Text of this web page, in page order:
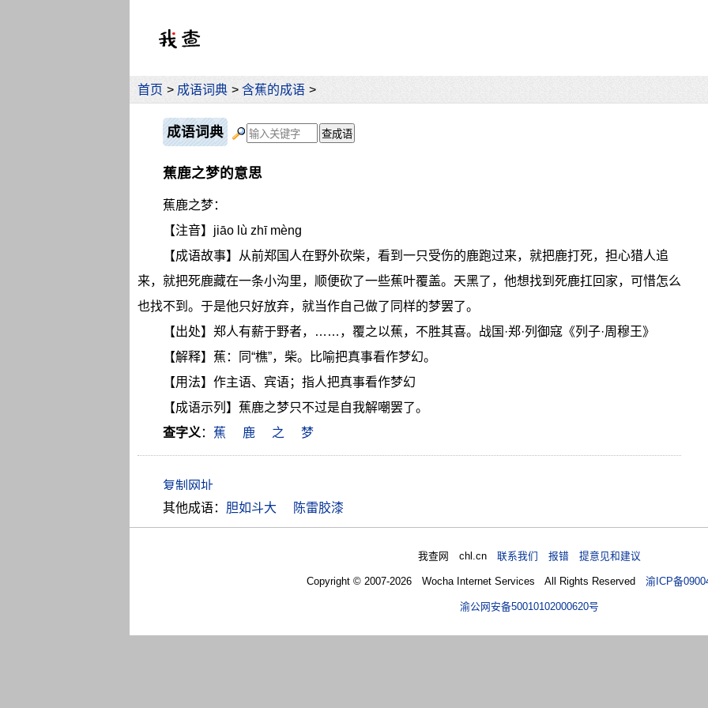
首页 > 成语词典 > 含蕉的成语 >
成语词典
蕉鹿之梦的意思
蕉鹿之梦：
【注音】jiāo lù zhī mèng
【成语故事】从前郑国人在野外砍柴，看到一只受伤的鹿跑过来，就把鹿打死，担心猎人追
来，就把死鹿藏在一条小沟里，顺便砍了一些蕉叶覆盖。天黑了，他想找到死鹿扛回家，可惜怎么
也找不到。于是他只好放弃，就当作自己做了同样的梦罢了。
【出处】郑人有薪于野者，……，覆之以蕉，不胜其喜。战国·郑·列御寇《列子·周穆王》
【解释】蕉：同“樵”，柴。比喻把真事看作梦幻。
【用法】作主语、宾语；指人把真事看作梦幻
【成语示列】蕉鹿之梦只不过是自我解嘲罢了。
查字义： 蕉 鹿 之 梦
其他成语： 胆如斗大 陈雷胶漆
我查网 chl.cn联系我们 报错 提意见和建议
Copyright © 2007-2026 Wocha Internet Services All Rights Reserved渝ICP备
渝公网安备50010102000620号